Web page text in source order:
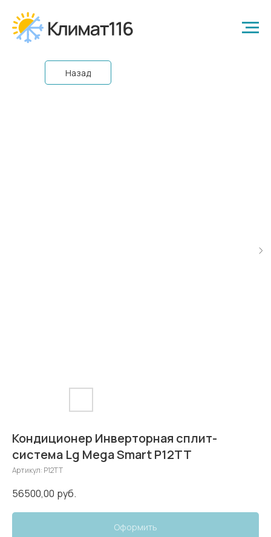
Назад
Кондиционер Инверторная сплит-
система Lg Mega Smart P12TT
Артикул: P12TT
56500,00 руб.
Оформить